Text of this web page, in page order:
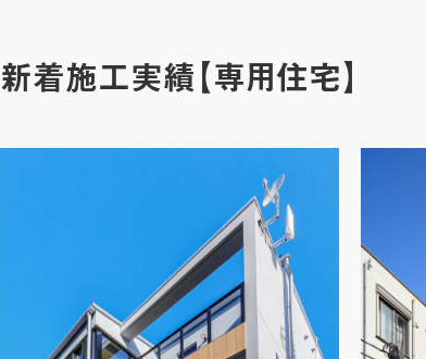
新着施工実績【専用住宅】